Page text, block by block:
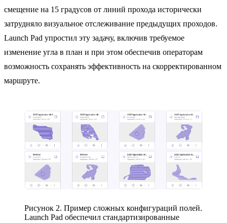
смещение на 15 градусов от линий прохода исторически
затрудняло визуальное отслеживание предыдущих проходов.
Launch Pad упростил эту задачу, включив требуемое
изменение угла в план и при этом обеспечив операторам
возможность сохранять эффективность на скорректированном
маршруте.
Рисунок 2. Пример сложных конфигураций полей.
Launch Pad обеспечил стандартизированные